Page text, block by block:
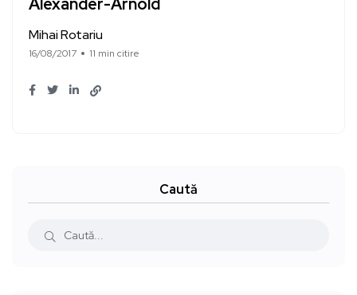
Alexander-Arnold
Mihai Rotariu
16/08/2017 11 min citire
Caută